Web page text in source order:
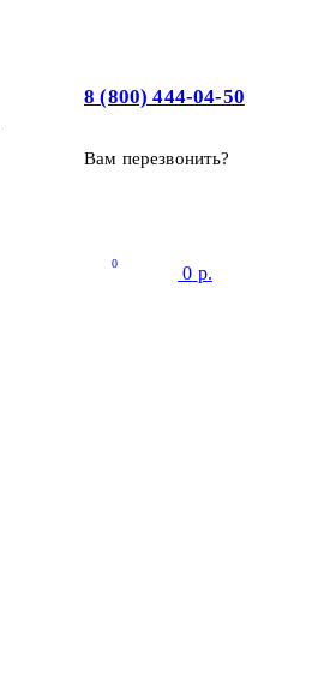
8 (800) 444-04-50
Вам перезвонить?
0 0 р.